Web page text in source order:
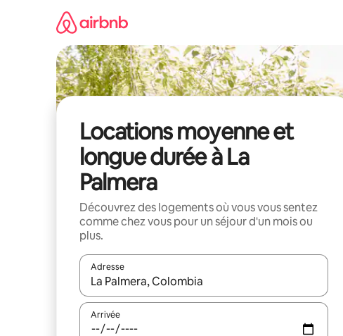
Locations moyenne et
longue durée à La
Palmera
Découvrez des logements où vous vous sentez
comme chez vous pour un séjour d'un mois ou
plus.
Adresse
Lorsque les résultats s'affichent, utilisez les flèches
Arrivée